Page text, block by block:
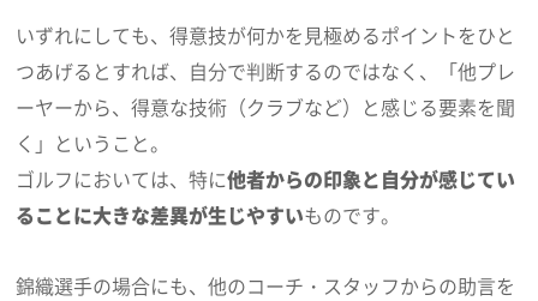
いずれにしても、得意技が何かを見極めるポイントをひと
つあげるとすれば、自分で判断するのではなく、「他プレ
ーヤーから、得意な技術（クラブなど）と感じる要素を聞
く」ということ。
ゴルフにおいては、特に他者からの印象と自分が感じてい
ることに大きな差異が生じやすいものです。
錦織選手の場合にも、他のコーチ・スタッフからの助言を